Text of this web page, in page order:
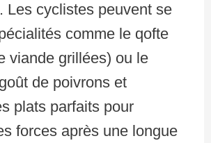
Les cyclistes peuvent se
comme le qofte
viande grillées) ou le
de poivrons et
plats parfaits pour
forces après une longue